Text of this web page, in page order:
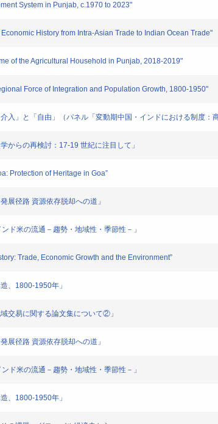
System in Punjab, c.1970 to 2023"
History from Intra-Asian Trade to Indian Ocean Trade"
of the Agricultural Household in Punjab, 2018-2019"
Force of Integration and Population Growth, 1800-1950"
入」と「自由」（パネル「変動期中国・インドにおける制度：
からの再検討：17-19 世紀に注目して」
Protection of Heritage in Goa”
展径路 資源依存脱却への道」
ド米の流通－趨勢・地域性・季節性－」
Trade, Economic Growth and the Environment”
、1800-1950年」
交易に関する論文集について②」
展径路 資源依存脱却への道」
ド米の流通－趨勢・地域性・季節性－」
、1800-1950年」